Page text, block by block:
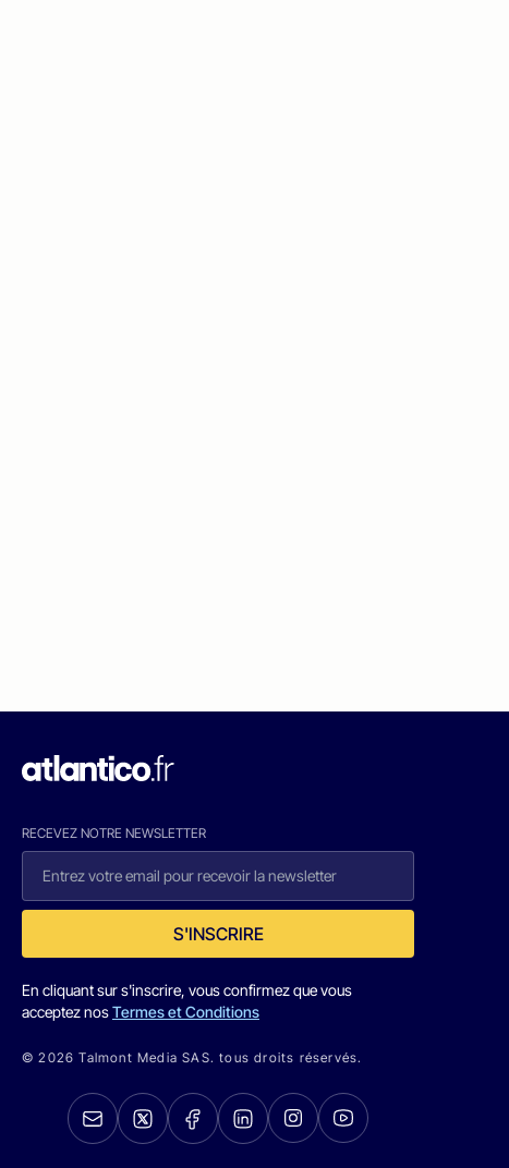
RECEVEZ NOTRE NEWSLETTER
S'INSCRIRE
En cliquant sur s'inscrire, vous confirmez que vous
acceptez nosTermes et Conditions
© 2026 Talmont Media SAS. tous droits réservés.